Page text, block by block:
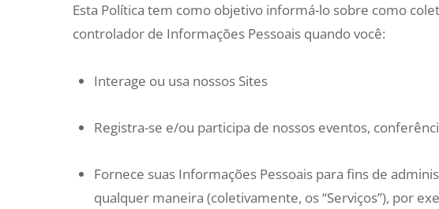
Esta Política tem como objetivo informá-lo sobre como
controlador de Informações Pessoais quando você:
Interage ou usa nossos Sites
Registra-se e/ou participa de nossos eventos,
Fornece suas Informações Pessoais para fins de
qualquer maneira (coletivamente, os “Serviços”), por